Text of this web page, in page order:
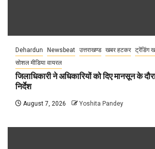
Dehardun Newsbeat उत्तराखण्ड खबर हटकर ट्रेंडिंग
सोशल मीडिया वायरल
जिलाधिकारी ने अधिकारियों को दिए मानसून के
निर्देश
August 7, 2026 Yoshita Pandey